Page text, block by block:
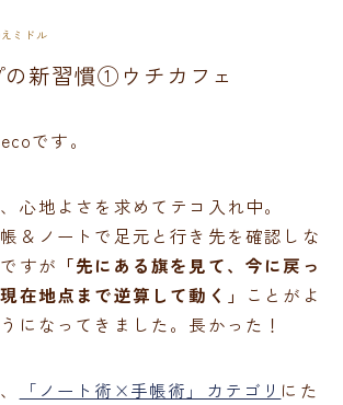
ミドル
新習慣①ウチカフェ
です。
心地よさを求めてテコ入れ中。
＆ノートで足元と行き先を確認しな
すが 「先にある旗を見て、今に戻っ
在地点まで逆算して動く」
ことがよ
になってきました。長かった！
「ノート術×手帳術」カテゴリ にた